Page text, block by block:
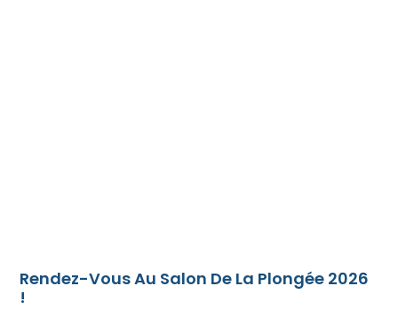
Rendez-Vous Au Salon De La Plongée 2026
!